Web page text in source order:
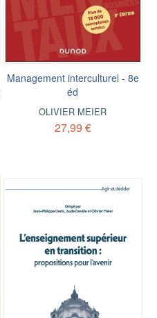
Management interculturel - 8e
éd
OLIVIER MEIER
27,99 €